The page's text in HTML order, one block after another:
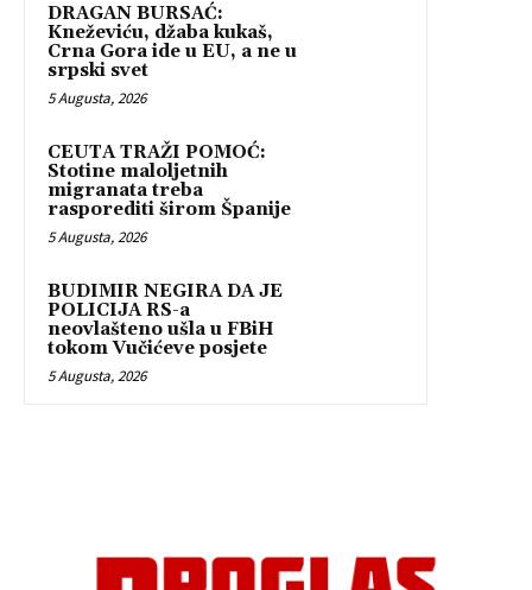
DRAGAN BURSAĆ:
Kneževiću, džaba kukaš,
Crna Gora ide u EU, a ne u
srpski svet
5 Augusta, 2026
CEUTA TRAŽI POMOĆ:
Stotine maloljetnih
migranata treba
rasporediti širom Španije
5 Augusta, 2026
BUDIMIR NEGIRA DA JE
POLICIJA RS-a
neovlašteno ušla u FBiH
tokom Vučićeve posjete
5 Augusta, 2026